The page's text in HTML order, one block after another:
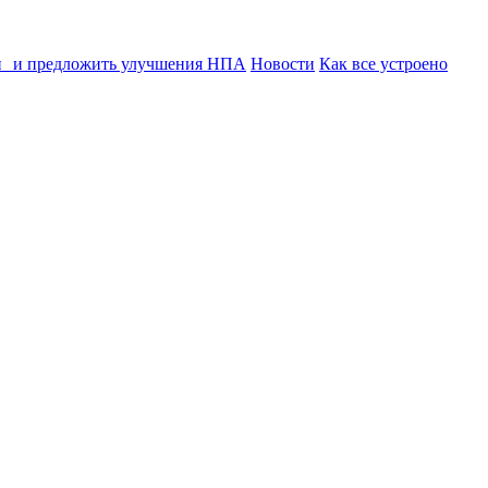
и предложить улучшения НПА Новости Как все устроено